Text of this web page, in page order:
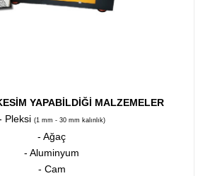
YAPABİLDİĞİ MALZEMELER
Pleksi (1 mm - 30 mm kalınlık)
- Ağaç
- Aluminyum
- Cam